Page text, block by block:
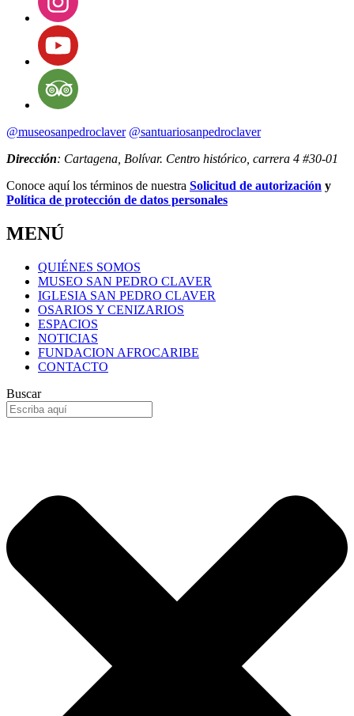
@museosanpedroclaver @santuariosanpedroclaver
Dirección: Cartagena, Bolívar. Centro histórico, carrera 4 #30-01
Conoce aquí los términos de nuestra Solicitud de autorización y
Política de protección de datos personales
MENÚ
QUIÉNES SOMOS
MUSEO SAN PEDRO CLAVER
IGLESIA SAN PEDRO CLAVER
OSARIOS Y CENIZARIOS
ESPACIOS
NOTICIAS
FUNDACION AFROCARIBE
CONTACTO
Buscar